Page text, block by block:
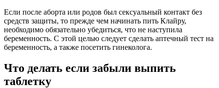
Если после аборта или родов был сексуальный контакт без
средств защиты, то прежде чем начинать пить Клайру,
необходимо обязательно убедиться, что не наступила
беременность. С этой целью следует сделать аптечный тест на
беременность, а также посетить гинеколога.
Что делать если забыли выпить
таблетку